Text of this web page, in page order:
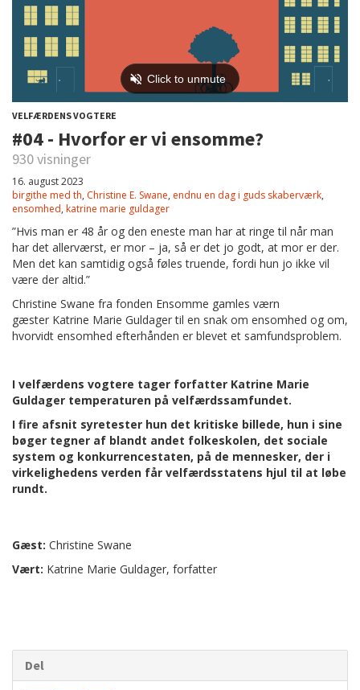
VELFÆRDENS VOGTERE
#04 - Hvorfor er vi ensomme?
930 visninger
16. august 2023
birgithe med th, Christine E. Swane, endnu en dag i guds skaberværk,
ensomhed, katrine marie guldager
”Hvis man er 48 år og den eneste man har at ringe til når man
har det allerværst, er mor – ja, så er det jo godt, at mor er der.
Men det kan samtidig også føles truende, fordi hun jo ikke vil
være der altid.”
Christine Swane fra fonden Ensomme gamles værn
gæster Katrine Marie Guldager til en snak om ensomhed og om,
hvorvidt ensomhed efterhånden er blevet et samfundsproblem.
I velfærdens vogtere tager forfatter Katrine Marie
Guldager temperaturen på velfærdssamfundet.
I fire afsnit syretester hun det kritiske billede, hun i sine
bøger tegner af blandt andet folkeskolen, det sociale
system og konkurrencestaten, på de mennesker, der i
virkelighedens verden får velfærdsstatens hjul til at løbe
rundt.
Gæst: Christine Swane
Vært: Katrine Marie Guldager, forfatter
Del